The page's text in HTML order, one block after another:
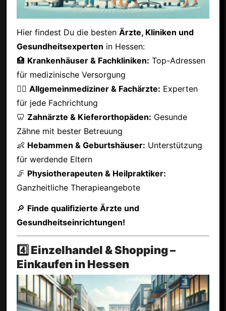
Hier findest Du die besten Ärzte, Kliniken und
Gesundheitsexperten in Hessen:
🏥 Krankenhäuser & Fachkliniken: Top-Adressen
für medizinische Versorgung
👩‍⚕️ Allgemeinmediziner & Fachärzte: Experten
für jede Fachrichtung
🦷 Zahnärzte & Kieferorthopäden: Gesunde
Zähne mit bester Betreuung
👶 Hebammen & Geburtshäuser: Unterstützung
für werdende Eltern
🦵 Physiotherapeuten & Heilpraktiker:
Ganzheitliche Therapieangebote
🔎 Finde qualifizierte Ärzte und
Gesundheitseinrichtungen!
4️⃣ Einzelhandel & Shopping –
Einkaufen in Hessen